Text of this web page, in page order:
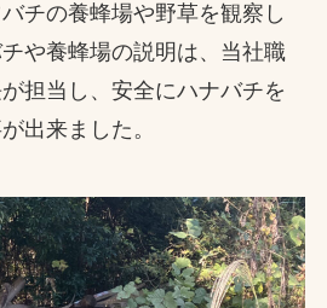
チの養蜂場や野草を観察し
や養蜂場の説明は、当社職
担当し、安全にハナバチを
出来ました。